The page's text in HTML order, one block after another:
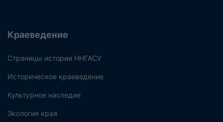
Краеведение
Страницы истории ННГАСУ
Историческое краеведение
Культурное наследие
Экология края